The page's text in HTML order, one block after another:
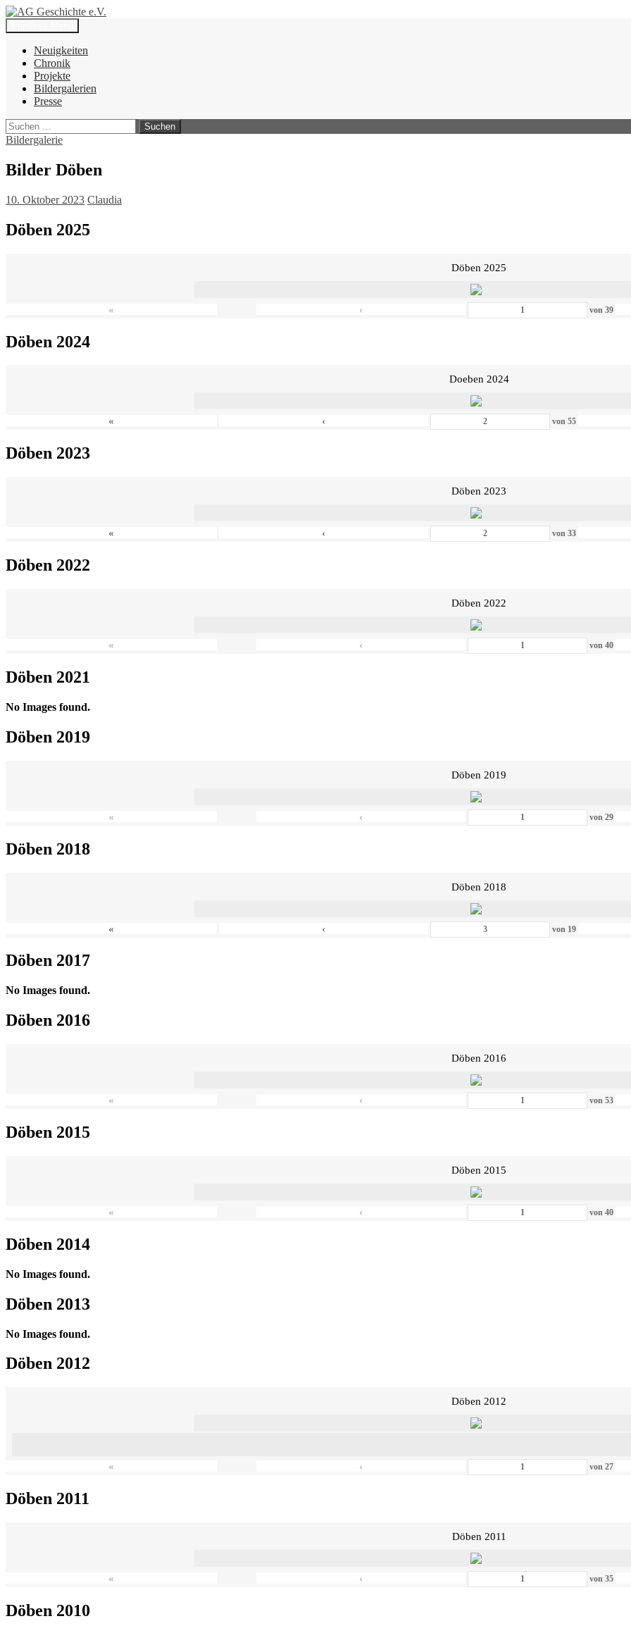
Zum
Inhalt
springen
AG Geschichte e.V.
Suchen
Neuigkeiten
Chronik
Projekte
Bildergalerien
Presse
Suchen
nach:
Bildergalerie
Bilder Döben
10. Oktober 2023 Claudia
Döben 2025
Döben 2025
« ‹ von39
Döben 2024
Doeben 2024
« ‹ von55
Döben 2023
Döben 2023
« ‹ von33
Döben 2022
Döben 2022
« ‹ von40
Döben 2021
No Images found.
Döben 2019
Döben 2019
« ‹ von29
Döben 2018
Döben 2018
« ‹ von 19
Döben 2017
No Images found.
Döben 2016
Döben 2016
« ‹ von53
Döben 2015
Döben 2015
« ‹ von40
Döben 2014
No Images found.
Döben 2013
No Images found.
Döben 2012
Döben 2012
« ‹ von27
Döben 2011
Döben 2011
« ‹ von35
Döben 2010